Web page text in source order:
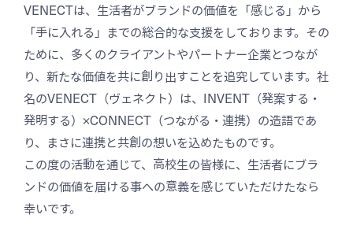
VENECTは、生活者がブランドの価値を「感じる」から
「手に入れる」までの総合的な支援をしております。その
ために、多くのクライアントやパートナー企業とつなが
り、新たな価値を共に創り出すことを追究しています。社
名のVENECT（ヴェネクト）は、INVENT（発案する・
発明する）×CONNECT（つながる・連携）の造語であ
り、まさに連携と共創の想いを込めたものです。
この度の活動を通じて、高校生の皆様に、生活者にブラ
ンドの価値を届ける事への意義を感じていただけたなら
幸いです。